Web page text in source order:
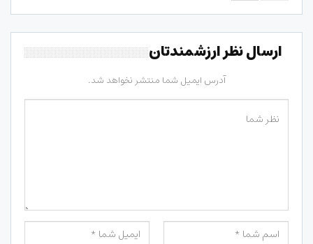
ارسال نظر ارزشمندتان
آدرس ایمیل شما منتشر نخواهد شد.